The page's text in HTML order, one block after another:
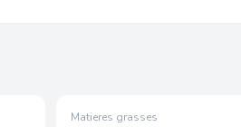
Matieres grasses